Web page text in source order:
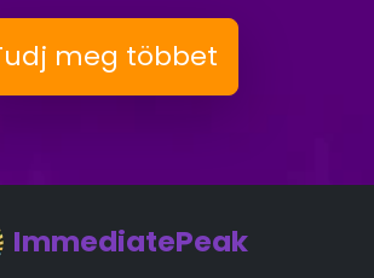
meg többet
ImmediatePeak